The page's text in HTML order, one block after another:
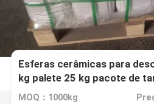
Esferas cerâmicas para
kg palete 25 kg pacote de
B60
MOQ：1000kg